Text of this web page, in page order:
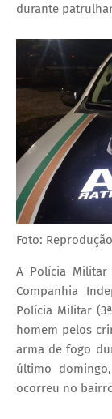
durante
Foto: Reprodução
A Polícia Militar
Companhia
Polícia Militar
homem pelos
arma de fogo
último
ocorreu no